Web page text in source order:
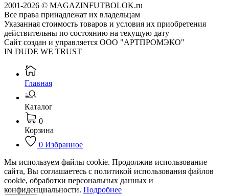
2001-2026 © MAGAZINFUTBOLOK.ru
Все права принадлежат их владельцам
Указанная стоимость товаров и условия их приобретения
действительны по состоянию на текущую дату
Сайт создан и управляется ООО "АРТПРОМЭКО"
IN DUDE WE TRUST
Главная
Каталог
0
Корзина
0 Избранное
Мы используем файлы cookie. Продолжив использование
сайта, Вы соглашаетесь с политикой использования файлов
cookie, обработки персональных данных и
конфиденциальности. Подробнее